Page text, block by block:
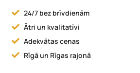
24/7 bez brīvdienām
Ātri un kvalitatīvi
Adekvātas cenas
Rīgā un Rīgas rajonā